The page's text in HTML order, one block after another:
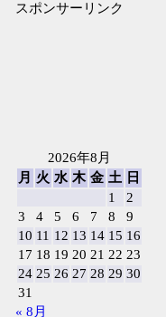
スポンサーリンク
2026年8月
月
火 水 木 金 土 日
1
2
3
4 5 6 7 8
9
10 11 12 13 14 15 16
17 18 19 20 21 22 23
24 25 26 27 28 29 30
31
« 8月